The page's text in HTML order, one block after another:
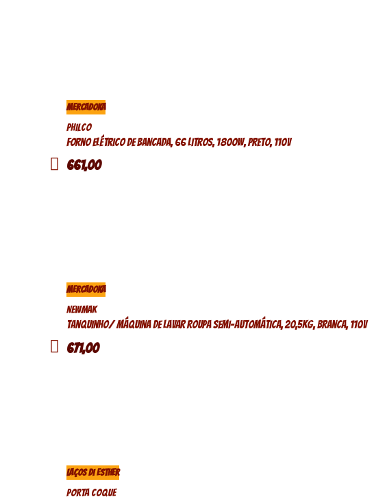
MERCADOKA
Philco
Forno elétrico de bancada, 66 litros, 1800w, preto, 110v
661,00
MERCADOKA
Newmak
Tanquinho/ máquina de lavar roupa semi-automática, 20,5kg, branca, 110v
671,00
LAÇOS DI ESTHER
Porta coque